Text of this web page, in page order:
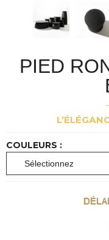
PIED
COULEURS :